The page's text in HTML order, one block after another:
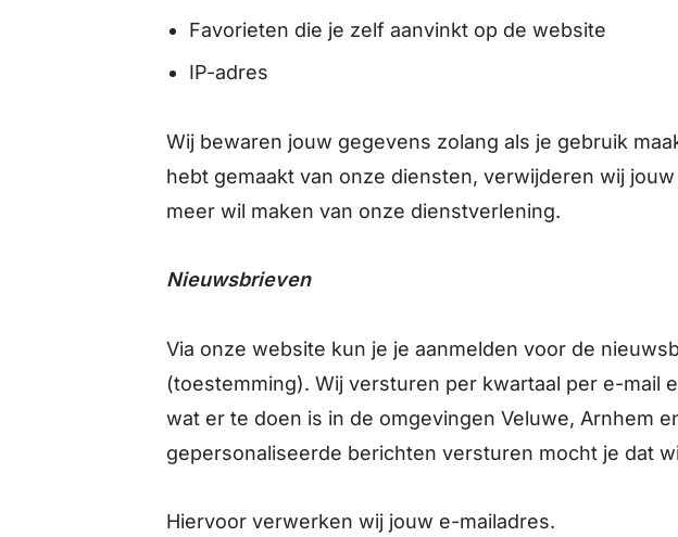
Favorieten die je zelf aanvinkt op de website
IP-adres
Wij bewaren jouw gegevens zolang als je gebruik
hebt gemaakt van onze diensten, verwijderen wij
meer wil maken van onze dienstverlening.
Nieuwsbrieven
Via onze website kun je je aanmelden voor de
(toestemming). Wij versturen per kwartaal per e-mail
wat er te doen is in de omgevingen Veluwe, Arnhem
gepersonaliseerde berichten versturen mocht je dat
Hiervoor verwerken wij jouw e-mailadres.